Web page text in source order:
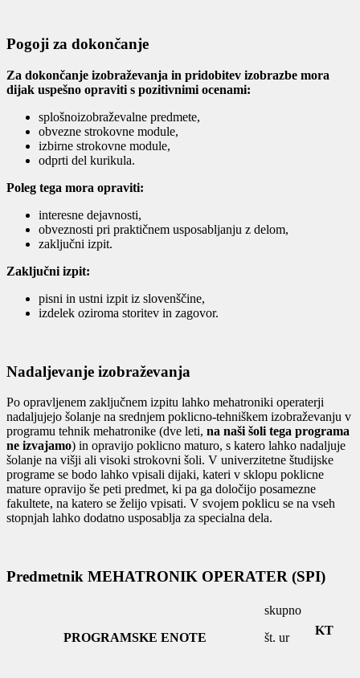
Pogoji za dokončanje
Za dokončanje izobraževanja in pridobitev izobrazbe mora
dijak uspešno opraviti s pozitivnimi ocenami:
splošnoizobraževalne predmete,
obvezne strokovne module,
izbirne strokovne module,
odprti del kurikula.
Poleg tega mora opraviti:
interesne dejavnosti,
obveznosti pri praktičnem usposabljanju z delom,
zaključni izpit.
Zaključni izpit:
pisni in ustni izpit iz slovenščine,
izdelek oziroma storitev in zagovor.
Nadaljevanje izobraževanja
Po opravljenem zaključnem izpitu lahko mehatroniki operaterji
nadaljujejo šolanje na srednjem poklicno-tehniškem izobraževanju v
programu tehnik mehatronike (dve leti, na naši šoli tega programa
ne izvajamo) in opravijo poklicno maturo, s katero lahko nadaljuje
šolanje na višji ali visoki strokovni šoli. V univerzitetne študijske
programe se bodo lahko vpisali dijaki, kateri v sklopu poklicne
mature opravijo še peti predmet, ki pa ga določijo posamezne
fakultete, na katero se želijo vpisati. V svojem poklicu se na vseh
stopnjah lahko dodatno usposablja za specialna dela.
Predmetnik MEHATRONIK OPERATER (SPI)
PROGRAMSKE ENOTE
skupno
št. ur
KT